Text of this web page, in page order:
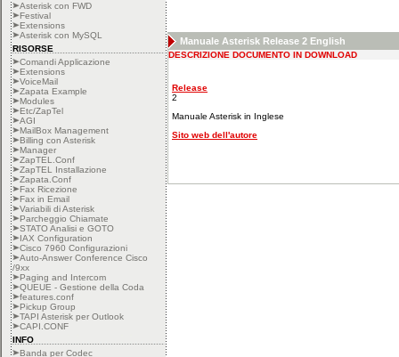
Asterisk con FWD
Festival
Extensions
Asterisk con MySQL
RISORSE
Comandi Applicazione
Extensions
VoiceMail
Zapata Example
Modules
Etc/ZapTel
AGI
MailBox Management
Billing con Asterisk
Manager
ZapTEL.Conf
ZapTEL Installazione
Zapata.Conf
Fax Ricezione
Fax in Email
Variabili di Asterisk
Parcheggio Chiamate
STATO Analisi e GOTO
IAX Configuration
Cisco 7960 Configurazioni
Auto-Answer Conference Cisco
/9xx
Paging and Intercom
QUEUE - Gestione della Coda
features.conf
Pickup Group
TAPI Asterisk per Outlook
CAPI.CONF
INFO
Banda per Codec
Manuale Asterisk Release 2 English
DESCRIZIONE DOCUMENTO IN DOWNLOAD
Release
2
Manuale Asterisk in Inglese
Sito web dell'autore